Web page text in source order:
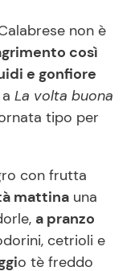
non è
così
e gonfiore
La volta buona
tipo per
con frutta
mattina una
a pranzo
cetrioli e
o tè freddo